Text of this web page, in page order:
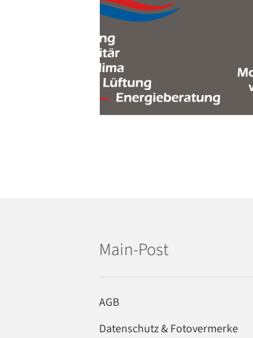
Main-Post
AGB
Datenschutz & Fotovermerke